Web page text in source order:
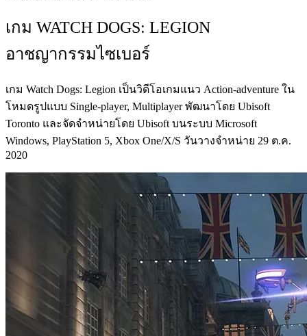
เกม WATCH DOGS: LEGION
อาชญากรรมไซเบอร์
เกม Watch Dogs: Legion เป็นวิดีโอเกมแนว Action-adventure ใน
โหมดรูปแบบ Single-player, Multiplayer พัฒนาโดย Ubisoft
Toronto และจัดจำหน่ายโดย Ubisoft บนระบบ Microsoft
Windows, PlayStation 5, Xbox One/X/S วันวางจำหน่าย 29 ต.ค.
2020